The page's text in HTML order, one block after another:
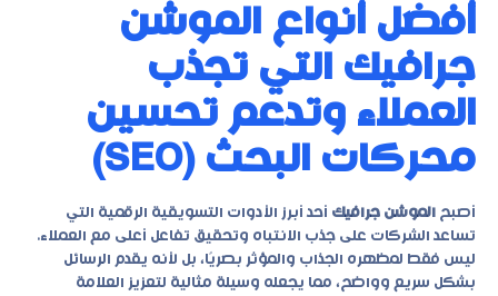
أفضل أنواع الموشن
جرافيك التي تجذب
العملاء وتدعم تحسين
محركات البحث (SEO)
أصبح الموشن جرافيك أحد أبرز الأدوات التسويقية الرقمية التي
تساعد الشركات على جذب الانتباه وتحقيق تفاعل أعلى مع العملاء.
ليس فقط لمظهره الجذاب والمؤثر بصريًا، بل لأنه يقدم الرسائل
بشكل سريع وواضح، مما يجعله وسيلة مثالية لتعزيز العلامة